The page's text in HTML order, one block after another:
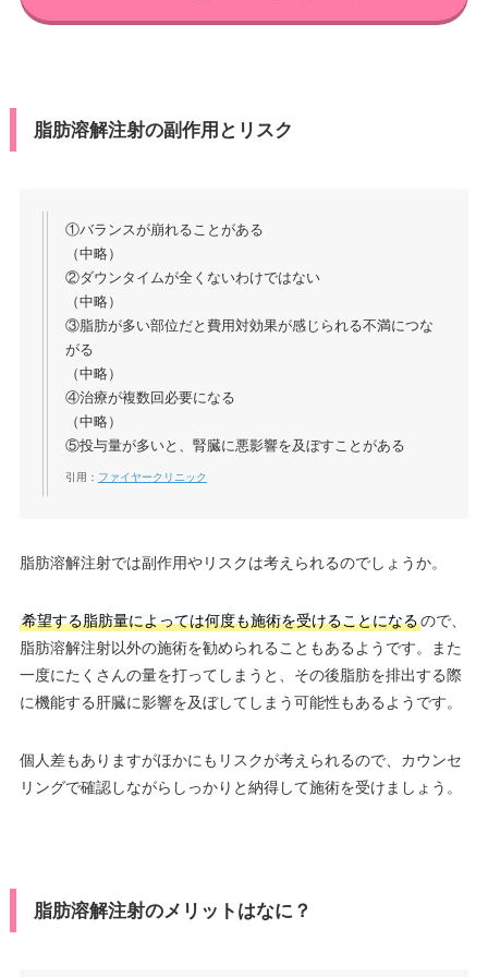
脂肪溶解注射の副作用とリスク
①バランスが崩れることがある
（中略）
②ダウンタイムが全くないわけではない
（中略）
③脂肪が多い部位だと費用対効果が感じられる不満につな
がる
（中略）
④治療が複数回必要になる
（中略）
⑤投与量が多いと、腎臓に悪影響を及ぼすことがある
引用： ファイヤークリニック
脂肪溶解注射では副作用やリスクは考えられるのでしょうか。
希望する脂肪量によっては何度も施術を受けることになるので、
脂肪溶解注射以外の施術を勧められることもあるようです。また
一度にたくさんの量を打ってしまうと、その後脂肪を排出する際
に機能する肝臓に影響を及ぼしてしまう可能性もあるようです。
個人差もありますがほかにもリスクが考えられるので、カウンセ
リングで確認しながらしっかりと納得して施術を受けましょう。
脂肪溶解注射のメリットはなに？